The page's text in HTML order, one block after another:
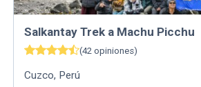
Salkantay Trek a Machu Picchu
(42 opiniones)
Cuzco, Perú